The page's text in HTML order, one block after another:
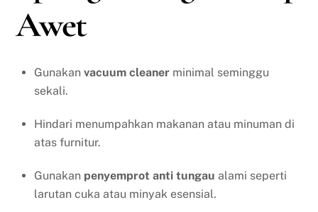
Awet
Gunakan vacuum cleaner minimal seminggu
sekali.
Hindari menumpahkan makanan atau minuman di
atas furnitur.
Gunakan penyemprot anti tungau alami seperti
larutan cuka atau minyak esensial.